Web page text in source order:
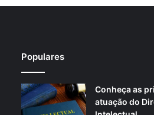
Populares
Conheça as
atuação do